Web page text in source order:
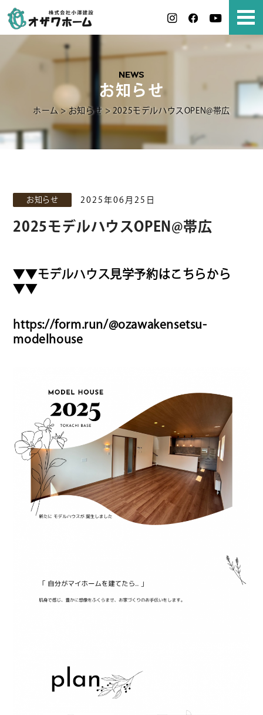
NEWS
お知らせ
ホーム >お知らせ > 2025モデルハウスOPEN@帯広
お知らせ 2025年06月25日
2025モデルハウスOPEN@帯広
▼▼モデルハウス見学予約はこちらから
▼▼
https://form.run/@ozawakensetsu-
modelhouse